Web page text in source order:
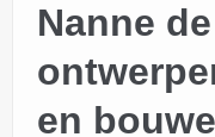
PUBLICATIES
DONATEURS
Nanne
en